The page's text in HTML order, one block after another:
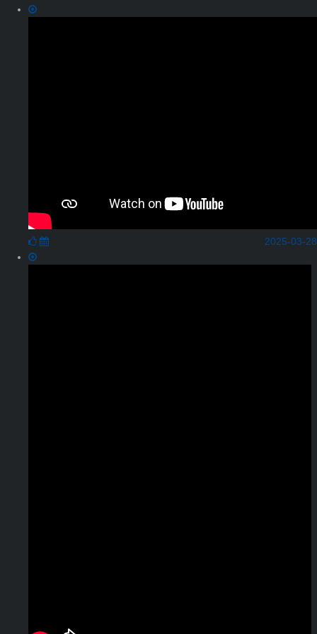
2025-03-28